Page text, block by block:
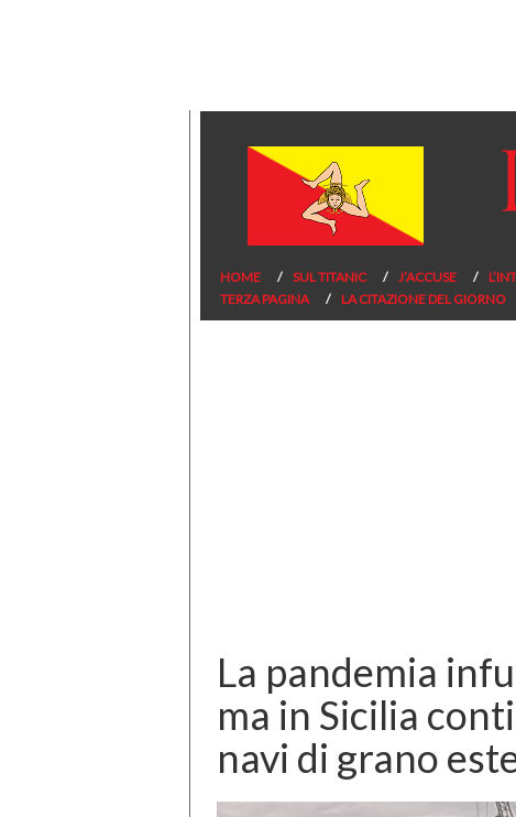
HOME SUL TITANIC J’ACCUSE
TERZA PAGINA
LA CITAZIONE DEL GIORNO
La pandemia
ma in Sicilia
navi di grano